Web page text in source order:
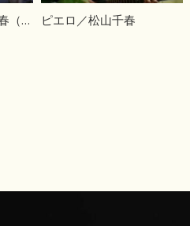
季節の中で／松山千春（Cover） ピエロ／松山千春